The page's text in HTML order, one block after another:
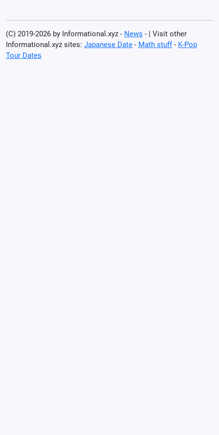
(C) 2019-2026 by Informational.xyz - News - | Visit other
Informational.xyz sites: Japanese Date - Math stuff- K-Pop
Tour Dates